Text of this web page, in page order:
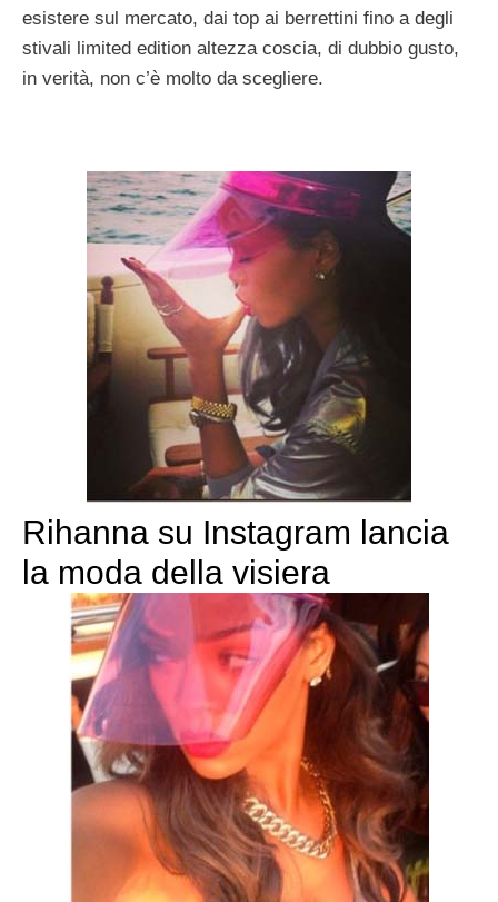
esistere sul mercato, dai top ai berrettini fino a degli
stivali limited edition altezza coscia, di dubbio gusto,
in verità, non c’è molto da scegliere.
Rihanna su Instagram lancia
la moda della visiera